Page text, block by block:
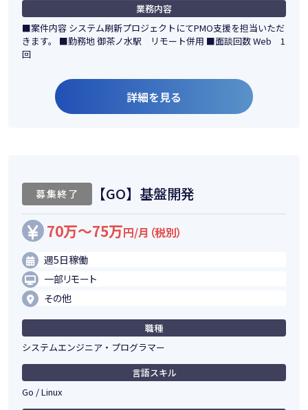
業務内容
■案件内容 システム刷新プロジェクトにてPMO支援を担当いただ
きます。 ■勤務地 御茶ノ水駅 リモート併用 ■面談回数 Web 1
回
詳細を見る
募集終了 【GO】基盤開発
70万～75万円/月（税別）
週5日稼働
一部リモート
その他
職種
システムエンジニア・プログラマー
言語スキル
Go / Linux